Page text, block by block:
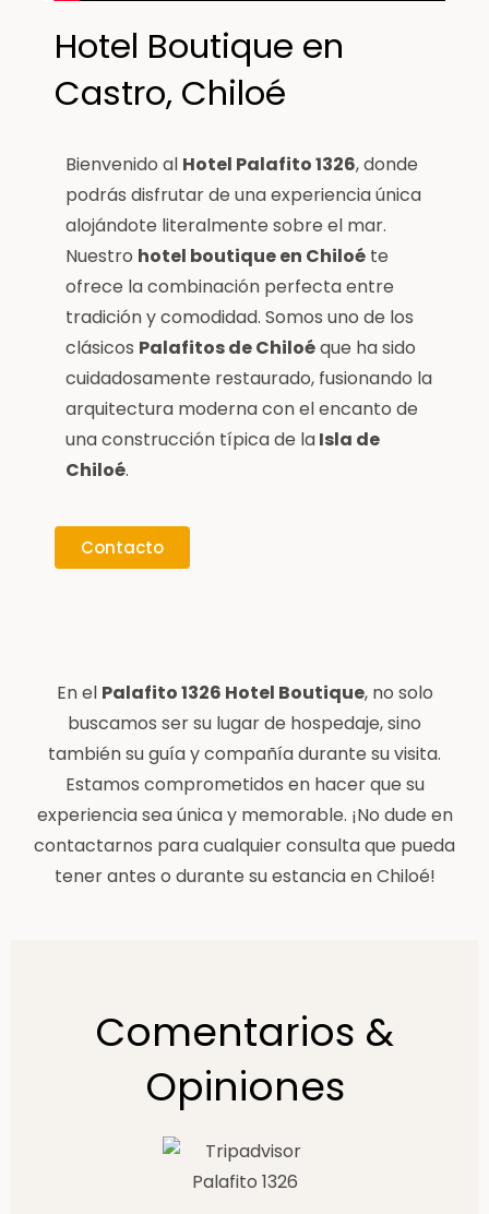
Hotel Boutique en
Castro, Chiloé
Bienvenido al Hotel Palafito 1326, donde
podrás disfrutar de una experiencia única
alojándote literalmente sobre el mar.
Nuestro hotel boutique en Chiloé te
ofrece la combinación perfecta entre
tradición y comodidad. Somos uno de los
clásicos Palafitos de Chiloéque ha sido
cuidadosamente restaurado, fusionando la
arquitectura moderna con el encanto de
una construcción típica de laIsla de
Chiloé.
Contacto
En el Palafito 1326 Hotel Boutique, no solo
buscamos ser su lugar de hospedaje, sino
también su guía y compañía durante su visita.
Estamos comprometidos en hacer que su
experiencia sea única y memorable. ¡No dude en
contactarnos para cualquier consulta que pueda
tener antes o durante su estancia en Chiloé!
Comentarios &
Opiniones